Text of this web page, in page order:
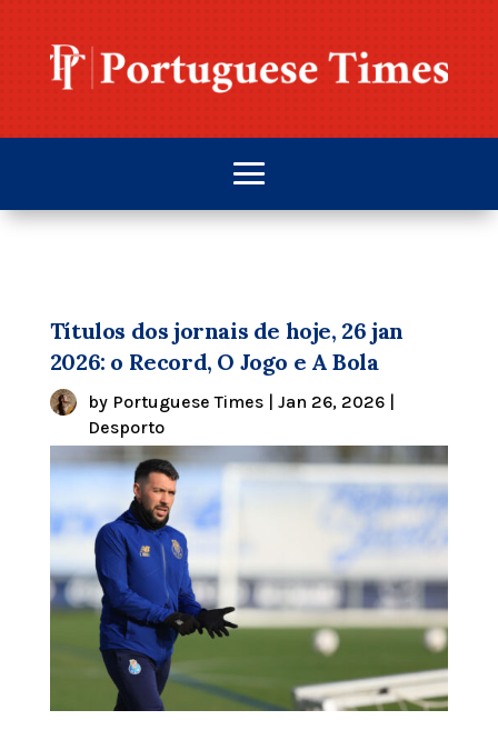
Títulos dos jornais de hoje, 26 jan
2026: o Record, O Jogo e A Bola
by Portuguese Times| Jan 26, 2026|
Desporto